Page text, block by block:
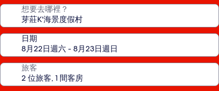
想要去哪裡？
日期
旅客